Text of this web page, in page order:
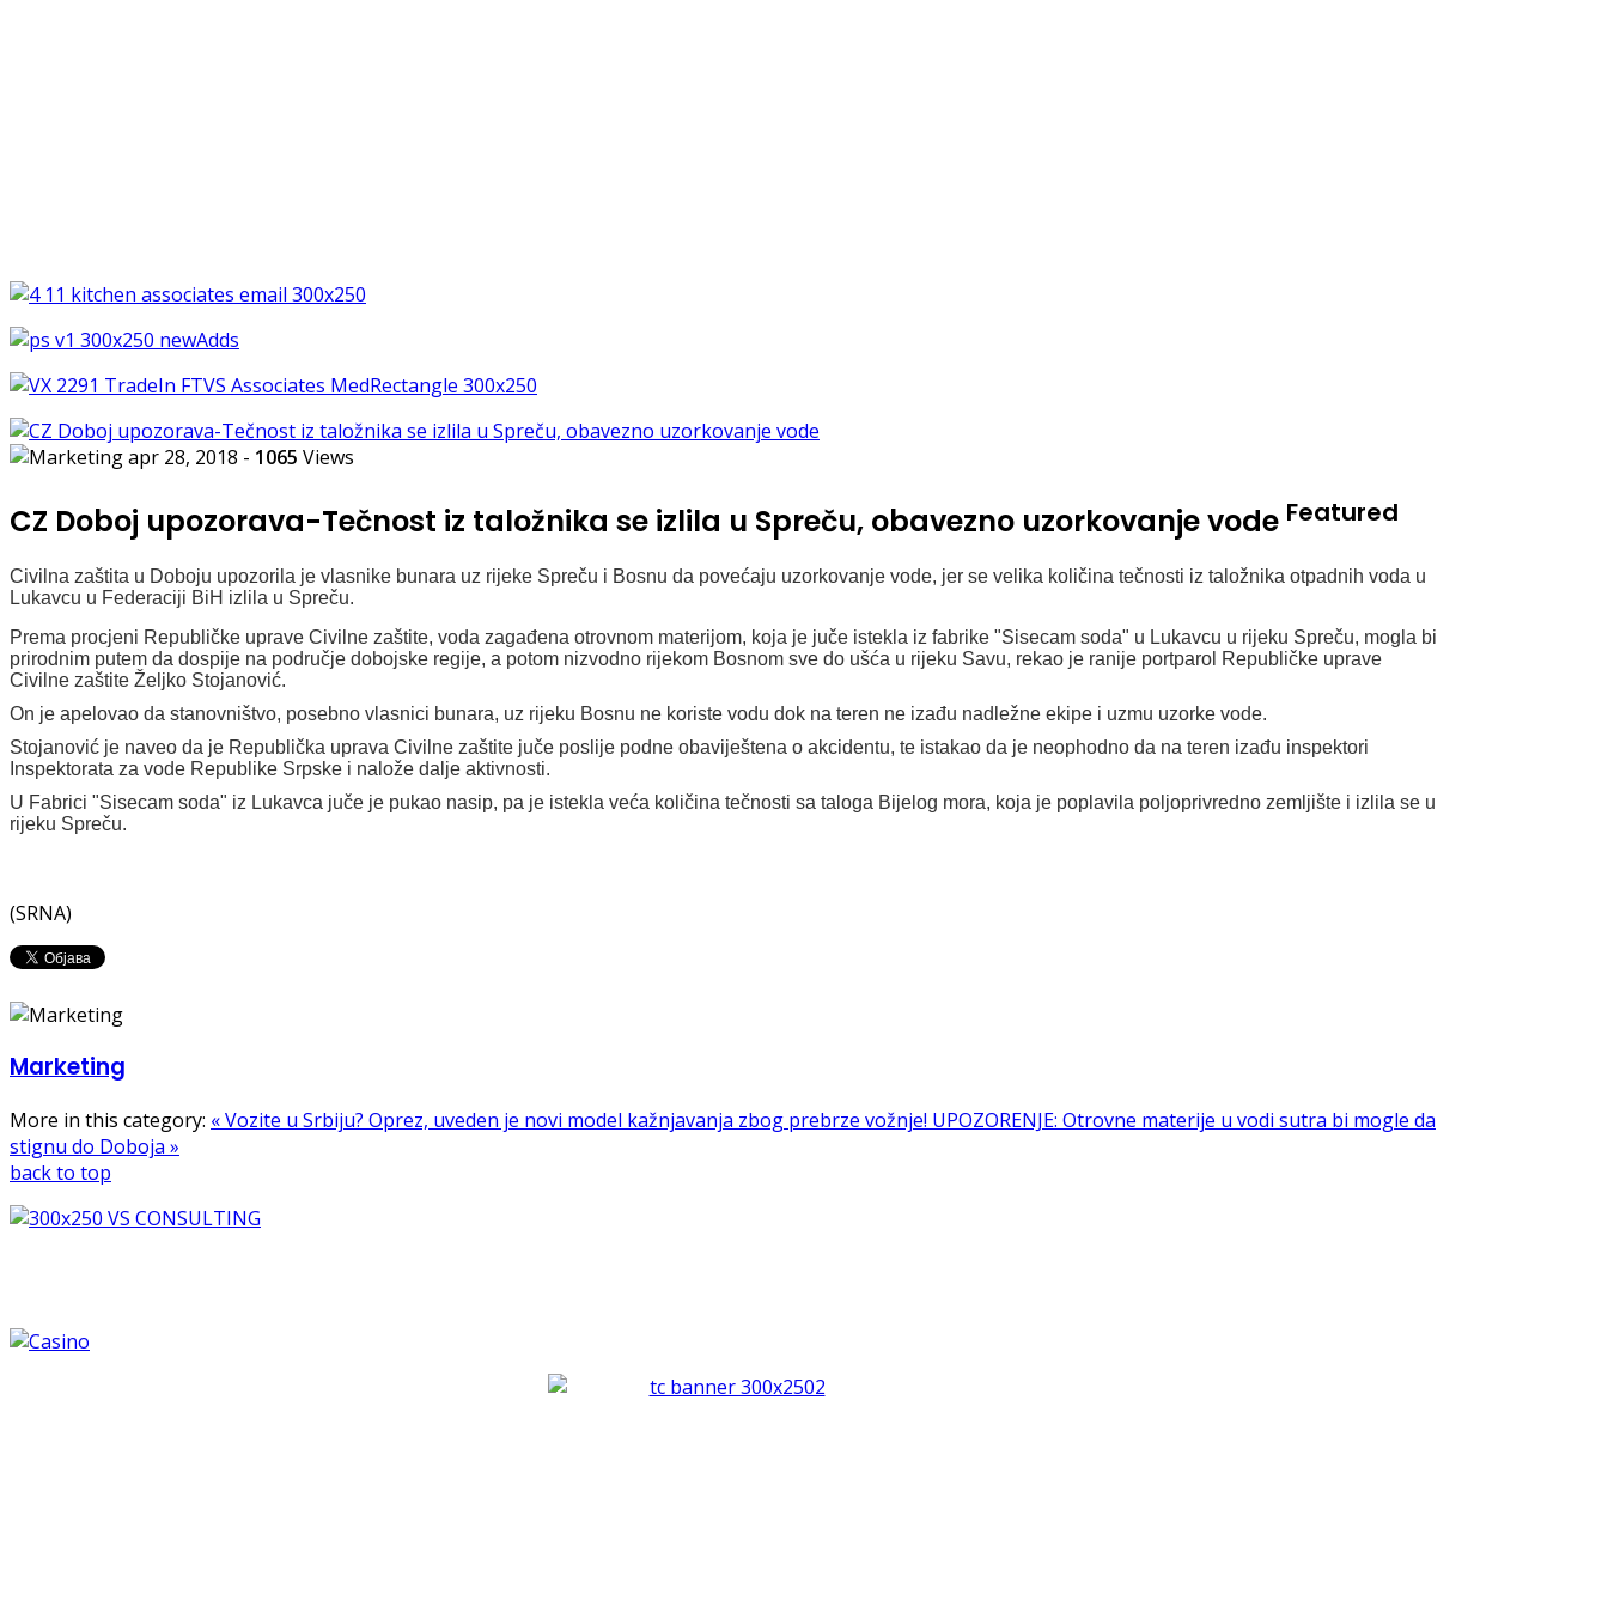
apr 28, 2018 - 1065 Views
CZ Doboj upozorava-Tečnost iz taložnika se izlila u Spreču, obavezno uzorkovanje vode Featured
Civilna zaštita u Doboju upozorila je vlasnike bunara uz rijeke Spreču i Bosnu da povećaju uzorkovanje vode, jer se velika količina tečnosti iz taložnika otpadnih voda u
Lukavcu u Federaciji BiH izlila u Spreču.
Prema procjeni Republičke uprave Civilne zaštite, voda zagađena otrovnom materijom, koja je juče istekla iz fabrike "Sisecam soda" u Lukavcu u rijeku Spreču, mogla bi
prirodnim putem da dospije na područje dobojske regije, a potom nizvodno rijekom Bosnom sve do ušća u rijeku Savu, rekao je ranije portparol Republičke uprave
Civilne zaštite Željko Stojanović.
On je apelovao da stanovništvo, posebno vlasnici bunara, uz rijeku Bosnu ne koriste vodu dok na teren ne izađu nadležne ekipe i uzmu uzorke vode.
Stojanović je naveo da je Republička uprava Civilne zaštite juče poslije podne obaviještena o akcidentu, te istakao da je neophodno da na teren izađu inspektori
Inspektorata za vode Republike Srpske i nalože dalje aktivnosti.
U Fabrici "Sisecam soda" iz Lukavca juče je pukao nasip, pa je istekla veća količina tečnosti sa taloga Bijelog mora, koja je poplavila poljoprivredno zemljište i izlila se u
rijeku Spreču.
(SRNA)
Marketing
More in this category: « Vozite u Srbiju? Oprez, uveden je novi model kažnjavanja zbog prebrze vožnje! UPOZORENJE: Otrovne materije u vodi sutra bi mogle da
stignu do Doboja »
back to top